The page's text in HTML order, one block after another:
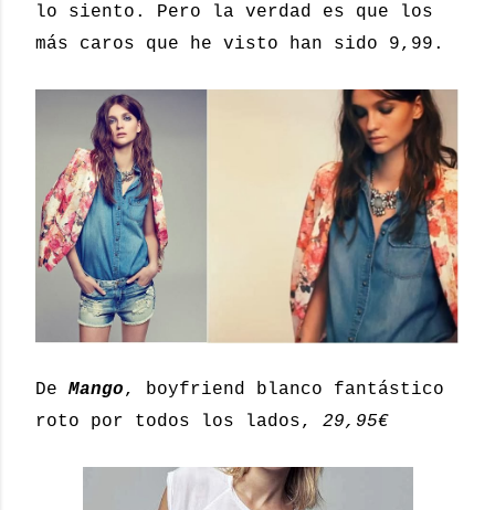
lo siento. Pero la verdad es que los
más caros que he visto han sido 9,99.
De Mango, boyfriend blanco fantástico
roto por todos los lados, 29,95€